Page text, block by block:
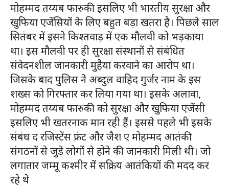
मोहम्मद तय्यब फारुकी इसलिए भी भारतीय सुरक्षा और
खुफिया एजेंसियों के लिए बहुत बड़ा खतरा है। पिछले साल
सितंबर में इसने किश्तवाड़ में एक मौलवी को भड़काया
था। इस मौलवी पर ही सुरक्षा संस्थानों से संबंधित
संवेदनशील जानकारी मुहैया करवाने का आरोप था।
जिसके बाद पुलिस ने अब्दुल वाहिद गुर्जर नाम के इस
शख्स को गिरफ्तार कर लिया गया था। इसके अलावा,
मोहम्मद तय्यब फारुकी को सुरक्षा और खुफिया एजेंसी
इसलिए भी खतरनाक मान रही हैं। इससे पहले भी इसके
संबंध द रजिस्टेंस फ्रंट और जैश ए मोहम्मद आतंकी
संगठनों से जुड़े लोगों से होने की जानकारी मिली थी। जो
लगातार जम्मू कश्मीर में सक्रिय आतंकियों की मदद कर
रहे थे